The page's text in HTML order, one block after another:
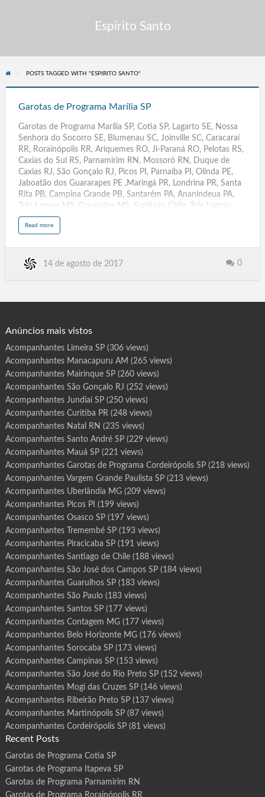
Espirito Santo
POSTS TAGGED WITH "ESPIRITO SANTO"
Marília
Garotas de Programa Marília SP
Garotas de Programa Marília SP, Cotia SP, Lagarto SE, Nossa
Senhora do Socorro SE, Blumenau SC, Joinville SC, Caracaraí
RR, Rorainópolis RR, Ariquemes RO, Ji-Paraná RO, Pelotas RS,
Caxias do Sul RS, Parnamirim RN, Mossoró RN, Duque de
Caxias RJ, São Gonçalo RJ, Picos PI, Parnaíba PI, Olinda PE,
Jaboatão dos Guararapes PE ,Maringá PR, Londrina PR, Santa
Rita PB, Campina Grande PB, Santarém PA, Ananindeua PA,
Três Lagoas MS, Dourados MS, Santiago Chile, Três Lagoas
MT, Dourados MT, Rondonópolis MT, Várzea Grande MT, São
José de Ribamar MA, Imperatriz MA, Rio Largo AL, Arapiraca
Rio de Janeiro, Teresina .PI, Recife PE, Curitiba PR, João Pessoa
Read morea
t
r
e
r
m
a
a
í
i
a
S
P
14 de agosto de 2017 0
Anúncios mais vistos
Acompanhantes Limeira SP(306 views)
Acompanhantes Manacapuru AM (265 views)
Acompanhantes Mairinque SP(260 views)
Acompanhantes São Gonçalo RJ (252 views)
Acompanhantes Jundiaí SP(250 views)
Acompanhantes Curitiba PR(248 views)
Acompanhantes Natal RN (235 views)
Acompanhantes Santo André SP(229 views)
Acompanhantes Mauá SP(221 views)
Acompanhantes Garotas de Programa Cordeirópolis SP(218 views)
Acompanhantes Vargem Grande Paulista SP(213 views)
Acompanhantes Uberlândia MG(209 views)
Acompanhantes Picos PI (199 views)
Acompanhantes Osasco SP(197 views)
Acompanhantes Tremembé SP(193 views)
Acompanhantes Piracicaba SP(191 views)
Acompanhantes Santiago de Chile(188 views)
Acompanhantes São José dos Campos SP(184 views)
Acompanhantes Guarulhos SP(183 views)
Acompanhantes São Paulo(183 views)
Acompanhantes Santos SP(177 views)
Acompanhantes Contagem MG(177 views)
Acompanhantes Belo Horizonte MG(176 views)
Acompanhantes Sorocaba SP(173 views)
Acompanhantes Campinas SP(153 views)
Acompanhantes São José do Rio Preto SP(152 views)
Acompanhantes Mogi das Cruzes SP(146 views)
Acompanhantes Ribeirão Preto SP(137 views)
Acompanhantes Martinópolis SP(87 views)
Acompanhantes Cordeirópolis SP(81 views)
Recent Posts
Garotas de Programa Cotia SP
Garotas de Programa Itapeva SP
Garotas de Programa Parnamirim RN